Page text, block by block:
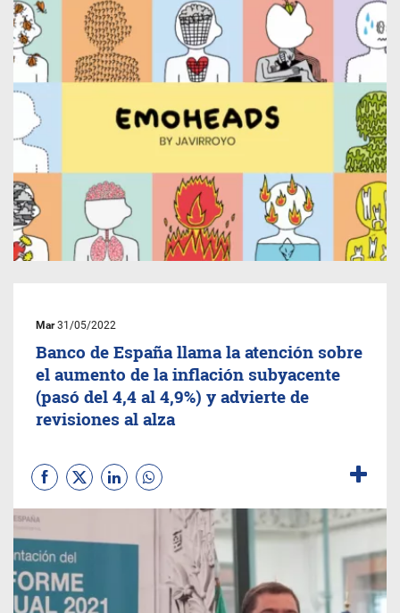
Mar31/05/2022
Banco de España llama la atención sobre
el aumento de la inflación subyacente
(pasó del 4,4 al 4,9%) y advierte de
revisiones al alza